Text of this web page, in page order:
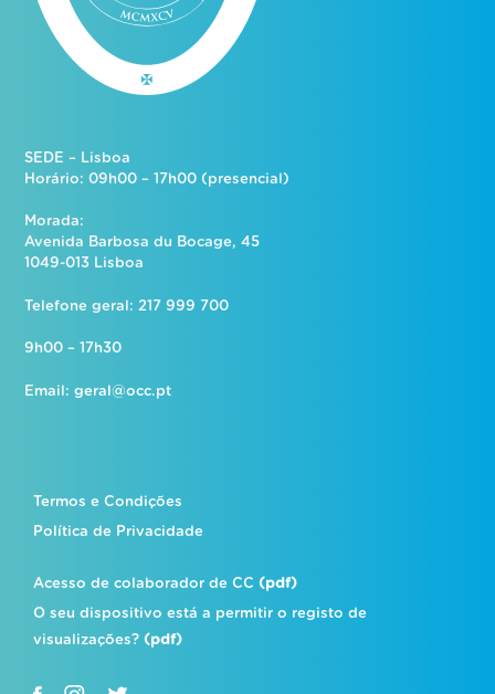
SEDE – Lisboa
Horário: 09h00 – 17h00 (presencial)
Morada:
Avenida Barbosa du Bocage, 45
1049-013 Lisboa
Telefone geral: 217 999 700
9h00 – 17h30
Email:geral@occ.pt
Termos e Condições
Política de Privacidade
Acesso de colaborador de CC(pdf)
O seu dispositivo está a permitir o registo de
visualizações?(pdf)